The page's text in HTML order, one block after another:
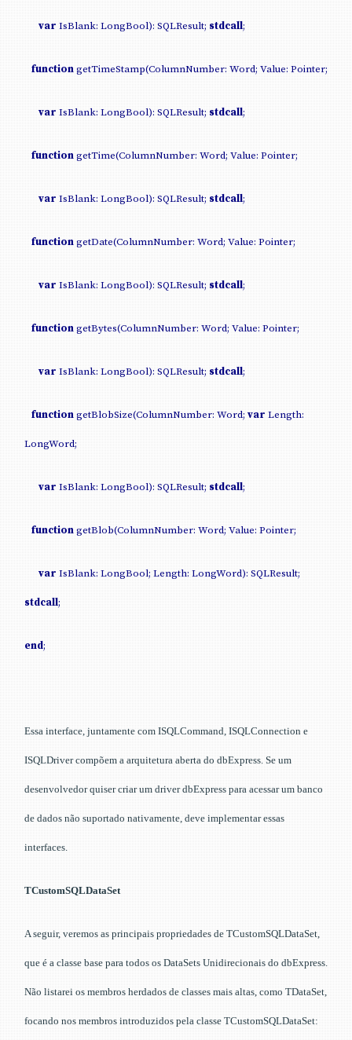
var IsBlank: LongBool): SQLResult; stdcall;
functiongetTimeStamp(ColumnNumber: Word; Value: Pointer;
var IsBlank: LongBool): SQLResult; stdcall;
functiongetTime(ColumnNumber: Word; Value: Pointer;
var IsBlank: LongBool): SQLResult; stdcall;
functiongetDate(ColumnNumber: Word; Value: Pointer;
var IsBlank: LongBool): SQLResult; stdcall;
functiongetBytes(ColumnNumber: Word; Value: Pointer;
var IsBlank: LongBool): SQLResult; stdcall;
functiongetBlobSize(ColumnNumber: Word;var Length:
LongWord;
var IsBlank: LongBool): SQLResult; stdcall;
functiongetBlob(ColumnNumber: Word; Value: Pointer;
var IsBlank: LongBool; Length: LongWord): SQLResult;
stdcall;
end;
Essa interface, juntamente com ISQLCommand, ISQLConnection e
ISQLDriver compõem a arquitetura aberta do dbExpress. Se um
desenvolvedor quiser criar um driver dbExpress para acessar um banco
de dados não suportado nativamente, deve implementar essas
interfaces.
TCustomSQLDataSet
A seguir, veremos as principais propriedades de TCustomSQLDataSet,
que é a classe base para todos os DataSets Unidirecionais do dbExpress.
Não listarei os membros herdados de classes mais altas, como TDataSet,
focando nos membros introduzidos pela classe TCustomSQLDataSet: